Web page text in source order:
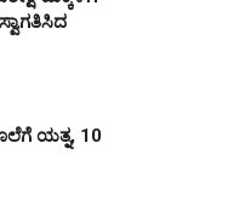
ಯತ್ನ, 10